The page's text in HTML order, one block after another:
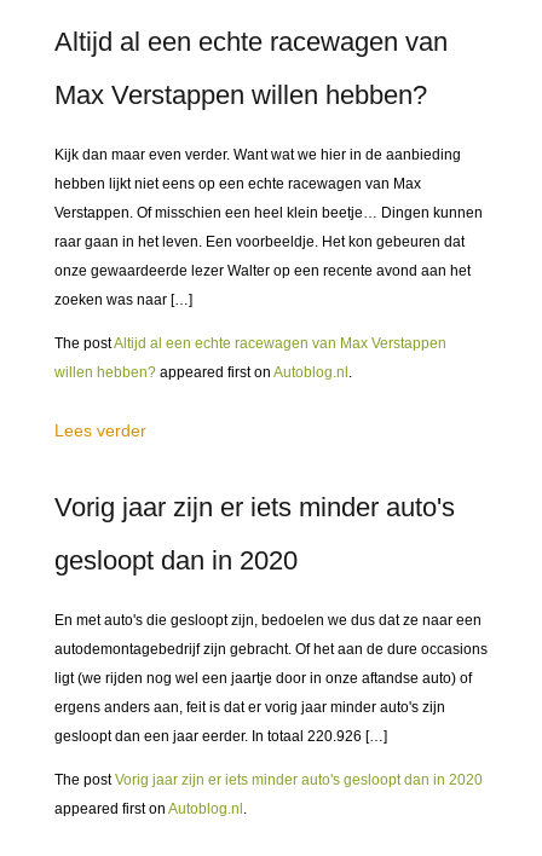
Altijd al een echte racewagen van
Max Verstappen willen hebben?
Kijk dan maar even verder. Want wat we hier in de aanbieding
hebben lijkt niet eens op een echte racewagen van Max
Verstappen. Of misschien een heel klein beetje… Dingen kunnen
raar gaan in het leven. Een voorbeeldje. Het kon gebeuren dat
onze gewaardeerde lezer Walter op een recente avond aan het
zoeken was naar […]
The postAltijd al een echte racewagen van Max Verstappen
willen hebben? appeared first on Autoblog.nl .
Lees verder
Vorig jaar zijn er iets minder auto's
gesloopt dan in 2020
En met auto's die gesloopt zijn, bedoelen we dus dat ze naar een
autodemontagebedrijf zijn gebracht. Of het aan de dure occasions
ligt (we rijden nog wel een jaartje door in onze aftandse auto) of
ergens anders aan, feit is dat er vorig jaar minder auto's zijn
gesloopt dan een jaar eerder. In totaal 220.926 […]
The postVorig jaar zijn er iets minder auto's gesloopt dan in 2020
appeared first on Autoblog.nl .